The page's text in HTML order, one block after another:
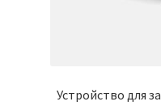
Устройство для